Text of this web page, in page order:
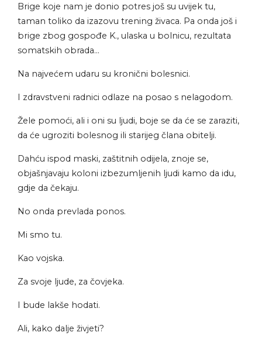
Brige koje nam je donio potres još su uvijek tu,
taman toliko da izazovu trening živaca. Pa onda još i
brige zbog gospođe K., ulaska u bolnicu, rezultata
somatskih obrada…
Na najvećem udaru su kronični bolesnici.
I zdravstveni radnici odlaze na posao s nelagodom.
Žele pomoći, ali i oni su ljudi, boje se da će se zaraziti,
da će ugroziti bolesnog ili starijeg člana obitelji.
Dahću ispod maski, zaštitnih odijela, znoje se,
objašnjavaju koloni izbezumljenih ljudi kamo da idu,
gdje da čekaju.
No onda prevlada ponos.
Mi smo tu.
Kao vojska.
Za svoje ljude, za čovjeka.
I bude lakše hodati.
Ali, kako dalje živjeti?